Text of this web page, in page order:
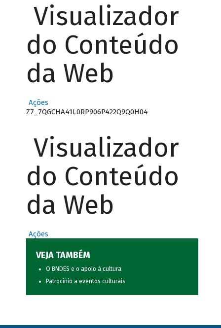
Visualizador
do Conteúdo
da Web
Ações
Z7_7QGCHA41L0RP906P422Q9Q0H04
Visualizador
do Conteúdo
da Web
Ações
VEJA TAMBÉM
O BNDES e o apoio à cultura
Patrocínio a eventos culturais